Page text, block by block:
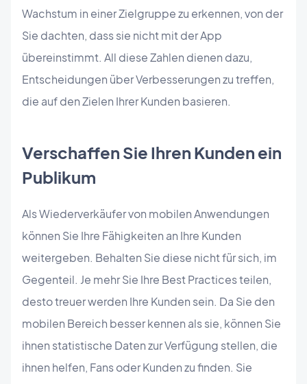
Wachstum in einer Zielgruppe zu erkennen, von der
Sie dachten, dass sie nicht mit der App
übereinstimmt. All diese Zahlen dienen dazu,
Entscheidungen über Verbesserungen zu treffen,
die auf den Zielen Ihrer Kunden basieren.
Verschaffen Sie Ihren Kunden ein
Publikum
Als Wiederverkäufer von mobilen Anwendungen
können Sie Ihre Fähigkeiten an Ihre Kunden
weitergeben. Behalten Sie diese nicht für sich, im
Gegenteil. Je mehr Sie Ihre Best Practices teilen,
desto treuer werden Ihre Kunden sein. Da Sie den
mobilen Bereich besser kennen als sie, können Sie
ihnen statistische Daten zur Verfügung stellen, die
ihnen helfen, Fans oder Kunden zu finden. Sie